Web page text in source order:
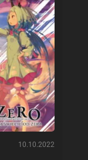
10.10.2022